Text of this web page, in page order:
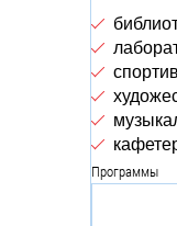
Программы